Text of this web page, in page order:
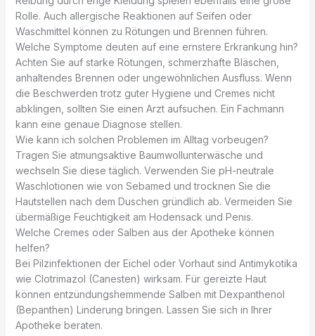
Rolle. Auch allergische Reaktionen auf Seifen oder
Waschmittel können zu Rötungen und Brennen führen.
Welche Symptome deuten auf eine ernstere Erkrankung hin?
Achten Sie auf starke Rötungen, schmerzhafte Bläschen,
anhaltendes Brennen oder ungewöhnlichen Ausfluss. Wenn
die Beschwerden trotz guter Hygiene und Cremes nicht
abklingen, sollten Sie einen Arzt aufsuchen. Ein Fachmann
kann eine genaue Diagnose stellen.
Wie kann ich solchen Problemen im Alltag vorbeugen?
Tragen Sie atmungsaktive Baumwollunterwäsche und
wechseln Sie diese täglich. Verwenden Sie pH-neutrale
Waschlotionen wie von Sebamed und trocknen Sie die
Hautstellen nach dem Duschen gründlich ab. Vermeiden Sie
übermäßige Feuchtigkeit am Hodensack und Penis.
Welche Cremes oder Salben aus der Apotheke können
helfen?
Bei Pilzinfektionen der Eichel oder Vorhaut sind Antimykotika
wie Clotrimazol (Canesten) wirksam. Für gereizte Haut
können entzündungshemmende Salben mit Dexpanthenol
(Bepanthen) Linderung bringen. Lassen Sie sich in Ihrer
Apotheke beraten.